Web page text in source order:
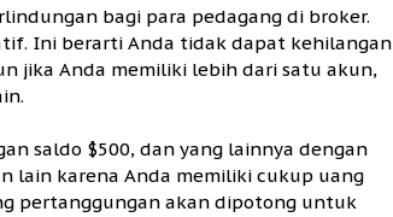
bagi para pedagang di broker.
Ini berarti Anda tidak dapat kehilangan
jika Anda memiliki lebih dari satu akun,
saldo $500, dan yang lainnya dengan
lain karena Anda memiliki cukup uang
pertanggungan akan dipotong untuk